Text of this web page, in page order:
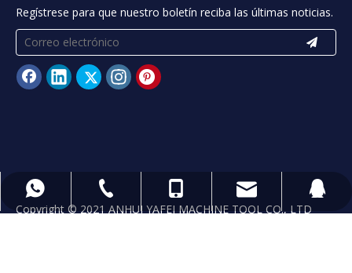
Regístrese para que nuestro boletín reciba las últimas noticias.
Copyright © 2021 ANHUI YAFEI MACHINE TOOL CO., LTD
+ 86 13965541302
+865556071185
+ 86 13965541302
yafeiblade@hotmail.com
89406822